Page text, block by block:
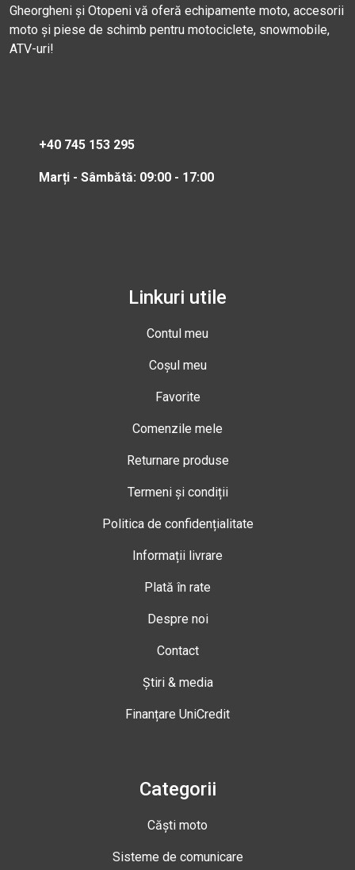
Gheorgheni și Otopeni vă oferă echipamente moto, accesorii
moto și piese de schimb pentru motociclete, snowmobile,
ATV-uri!
+40 745 153 295
Marți - Sâmbătă: 09:00 - 17:00
Linkuri utile
Contul meu
Coșul meu
Favorite
Comenzile mele
Returnare produse
Termeni și condiții
Politica de confidențialitate
Informații livrare
Plată în rate
Despre noi
Contact
Știri & media
Finanțare UniCredit
Categorii
Căști moto
Sisteme de comunicare